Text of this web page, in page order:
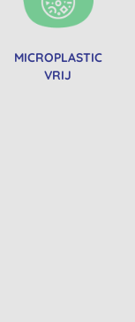
MICROPLASTIC
VRIJ